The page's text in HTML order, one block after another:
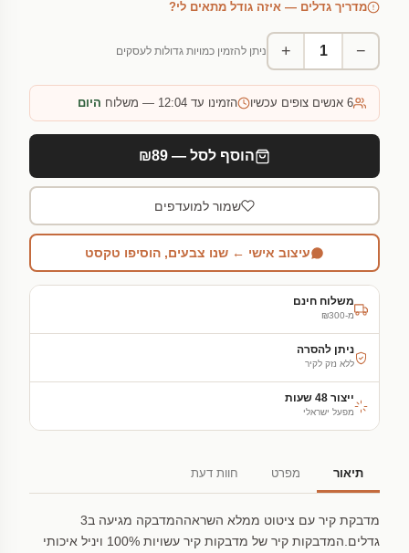
מדריך גדלים — איזה גודל מתאים לי?
−
+ ניתן להזמין כמויות גדולות לעסקים
6 אנשים צופים עכשיו הזמינו עד 12:04 — משלוח היום
הוסף לסל — ₪89
שמור למועדפים
עיצוב אישי ← שנו צבעים, הוסיפו טקסט
משלוח חינם
מ-₪300
ניתן להסרה
ללא נזק לקיר
ייצור 48 שעות
מפעל ישראלי
תיאור מפרט חוות דעת
מדבקת קיר עם ציטוט ממלא השראההמדבקה מגיעה ב3
גדלים.המדבקות קיר של מדבקות קיר עשויות 100% ויניל איכותי